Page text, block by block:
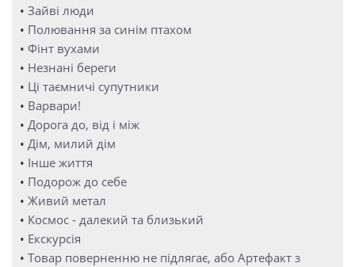
• Зайві люди
• Полювання за синім птахом
• Фінт вухами
• Незнані береги
• Ці таємничі супутники
• Варвари!
• Дорога до, від і між
• Дім, милий дім
• Інше життя
• Подорож до себе
• Живий метал
• Космос - далекий та близький
• Екскурсія
• Товар поверненню не підлягає, або Артефакт з